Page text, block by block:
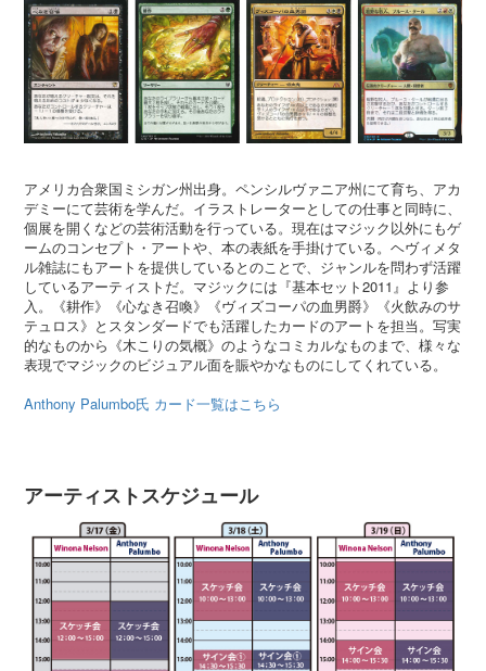
アメリカ合衆国ミシガン州出身。ペンシルヴァニア州にて育ち、アカ
デミーにて芸術を学んだ。イラストレーターとしての仕事と同時に、
個展を開くなどの芸術活動を行っている。現在はマジック以外にもゲ
ームのコンセプト・アートや、本の表紙を手掛けている。ヘヴィメタ
ル雑誌にもアートを提供しているとのことで、ジャンルを問わず活躍
しているアーティストだ。マジックには『基本セット2011』より参
入。《耕作》《心なき召喚》《ヴィズコーパの血男爵》《火飲みのサ
テュロス》とスタンダードでも活躍したカードのアートを担当。写実
的なものから《木こりの気概》のようなコミカルなものまで、様々な
表現でマジックのビジュアル面を賑やかなものにしてくれている。
Anthony Palumbo氏 カード一覧はこちら
アーティストスケジュール